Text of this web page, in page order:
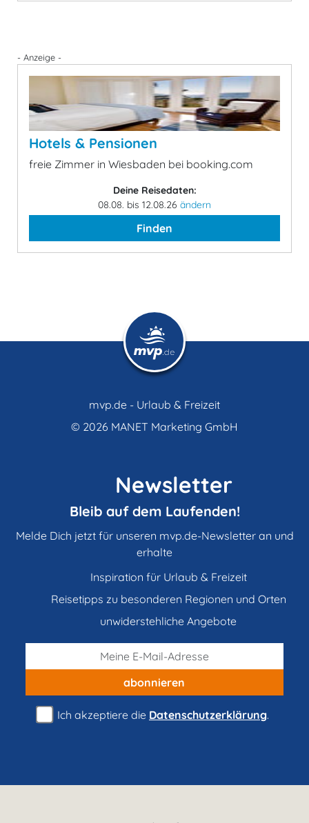
- Anzeige -
Hotels & Pensionen
freie Zimmer in Wiesbaden bei booking.com
Deine Reisedaten:
08.08. bis 12.08.26 ändern
Finden
mvp.de - Urlaub & Freizeit
© 2026 MANET Marketing GmbH
Newsletter
Bleib auf dem Laufenden!
Melde Dich jetzt für unseren mvp.de-Newsletter an und
erhalte
Inspiration für Urlaub & Freizeit
Reisetipps zu besonderen Regionen und Orten
unwiderstehliche Angebote
abonnieren
Ich akzeptiere die Datenschutzerklärung.